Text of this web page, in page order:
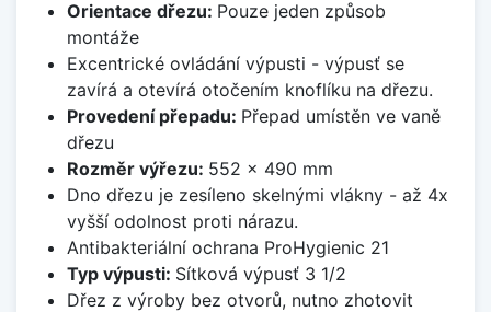
Orientace dřezu: Pouze jeden způsob
montáže
Excentrické ovládání výpusti - výpusť se
zavírá a otevírá otočením knoflíku na dřezu.
Provedení přepadu: Přepad umístěn ve vaně
dřezu
Rozměr výřezu: 552 x 490 mm
Dno dřezu je zesíleno skelnými vlákny - až 4x
vyšší odolnost proti nárazu.
Antibakteriální ochrana ProHygienic 21
Typ výpusti: Sítková výpusť 3 1/2
Dřez z výroby bez otvorů, nutno zhotovit